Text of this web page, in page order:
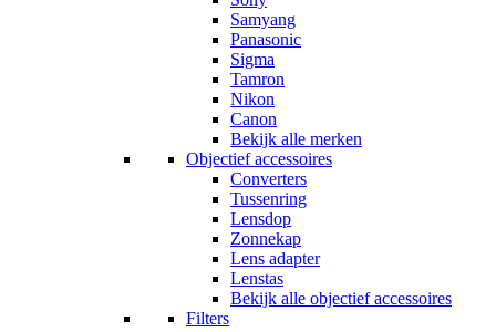
Samyang
Panasonic
Sigma
Tamron
Nikon
Canon
Bekijk alle merken
Objectief accessoires
Converters
Tussenring
Lensdop
Zonnekap
Lens adapter
Lenstas
Bekijk alle objectief accessoires
Filters